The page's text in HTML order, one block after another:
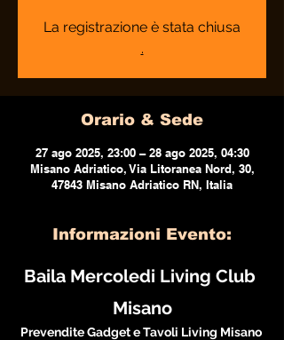
La registrazione è stata chiusa
.
Orario & Sede
27 ago 2025, 23:00 – 28 ago 2025, 04:30
Misano Adriatico, Via Litoranea Nord, 30,
47843 Misano Adriatico RN, Italia
Informazioni Evento:
Baila Mercoledi Living Club
Misano
Prevendite Gadget e Tavoli Living Misano